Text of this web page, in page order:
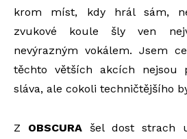
krom míst, kdy hrál sám,
zvukové koule šly ven
nevýrazným vokálem. Jsem
těchto větších akcích nejsou
sláva, ale cokoli techničtějšího
Z OBSCURA šel dost strach